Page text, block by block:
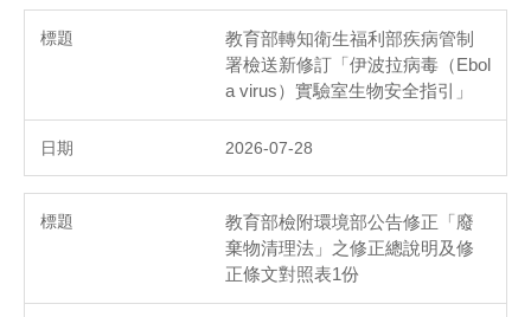
教育部轉知衛生福利部疾病管制
署檢送新修訂「伊波拉病毒（Ebol
a virus）實驗室生物安全指引」
2026-07-28
教育部檢附環境部公告修正「廢
棄物清理法」之修正總說明及修
正條文對照表1份